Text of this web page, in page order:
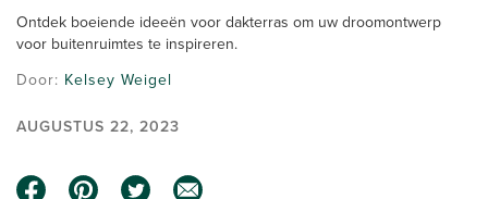
Ontdek boeiende ideeën voor dakterras om uw droomontwerp
voor buitenruimtes te inspireren.
Door: Kelsey Weigel
AUGUSTUS 22, 2023